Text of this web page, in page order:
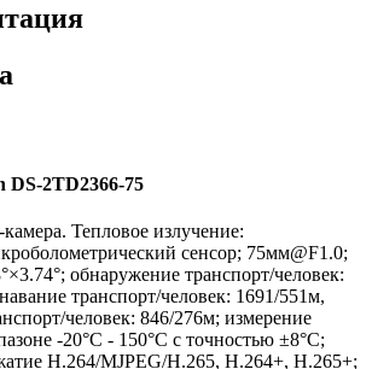
DS-2TD2366-75
Тепловое излучение:
сенсор; 75мм@F1.0;
обнаружение транспорт/человек:
транспорт/человек: 1691/551м,
человек: 846/276м; измерение
-20°C - 150°C с точностью ±8°C;
H.264/MJPEG/H.265, H.264+, H.265+;